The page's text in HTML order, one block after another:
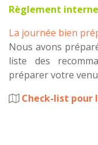
Règlement inter
La journée bien
Nous avons
liste des
préparer votre
Check-list pour